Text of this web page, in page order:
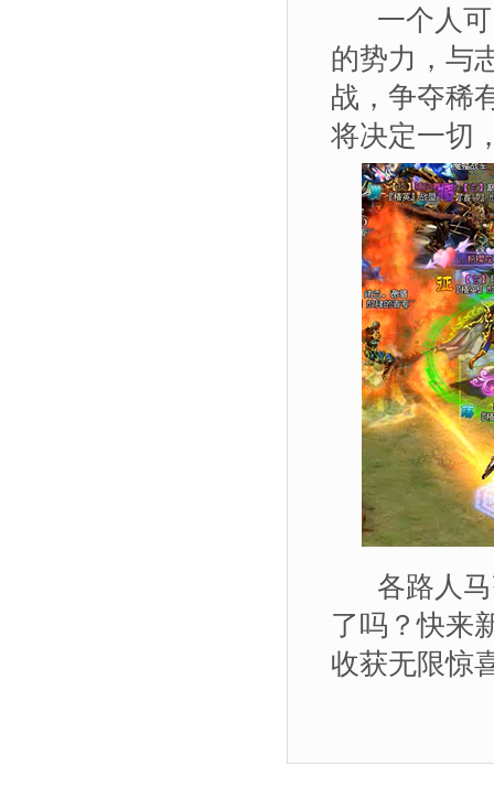
一个人可
的势力，与
战，争夺稀
将决定一切
各路人马
了吗？快来
收获无限惊